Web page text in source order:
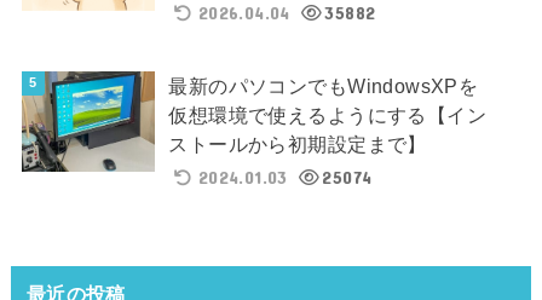
2026.04.04
35882
最新のパソコンでもWindowsXPを
仮想環境で使えるようにする【イン
ストールから初期設定まで】
2024.01.03
25074
最近の投稿